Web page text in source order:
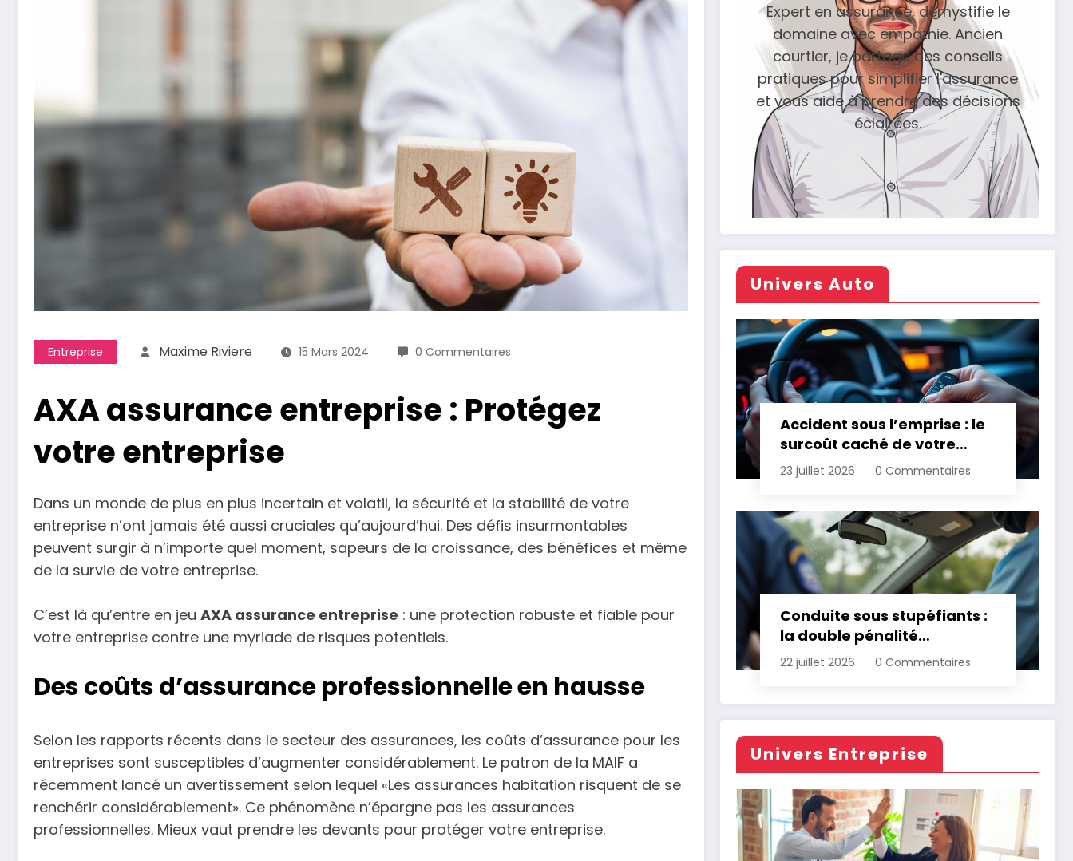
Entreprise Maxime Riviere 15 Mars 2024 0 Commentaires
AXA assurance entreprise : Protégez
votre entreprise
Dans un monde de plus en plus incertain et volatil, la sécurité et la stabilité de votre
entreprise n’ont jamais été aussi cruciales qu’aujourd’hui. Des défis insurmontables
peuvent surgir à n’importe quel moment, sapeurs de la croissance, des bénéfices et même
de la survie de votre entreprise.
C’est là qu’entre en jeu AXA assurance entreprise : une protection robuste et fiable pour
votre entreprise contre une myriade de risques potentiels.
Des coûts d’assurance professionnelle en hausse
Selon les rapports récents dans le secteur des assurances, les coûts d’assurance pour les
entreprises sont susceptibles d’augmenter considérablement. Le patron de la MAIF a
récemment lancé un avertissement selon lequel «Les assurances habitation risquent de se
renchérir considérablement». Ce phénomène n’épargne pas les assurances
professionnelles. Mieux vaut prendre les devants pour protéger votre entreprise.
Expert en assurance, démystifie le
domaine avec empathie. Ancien
courtier, je partage des conseils
pratiques pour simplifier l'assurance
et vous aide à prendre des décisions
éclairées.
Univers Auto
Accident sous l’emprise : le
surcoût caché de votre
assurance
23 juillet 2026 0 Commentaires
Conduite sous stupéfiants :
la double pénalité
d’assurance automobile
22 juillet 2026 0 Commentaires
Univers Entreprise